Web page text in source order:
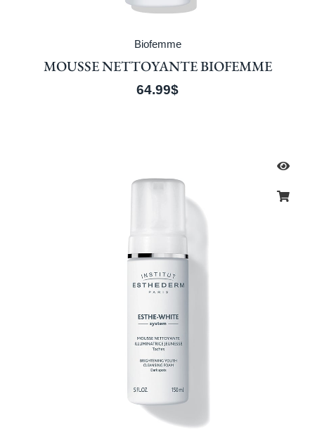
Biofemme
MOUSSE NETTOYANTE BIOFEMME
64.99$